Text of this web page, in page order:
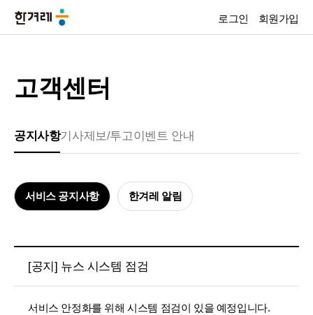
로그인 회원가입
고객센터
공지사항기사제보/투고이벤트 안내
서비스 공지사항 한겨레 알림
[공지] 뉴스 시스템 점검
서비스 안정화를 위해 시스템 점검이 있을 예정입니다.